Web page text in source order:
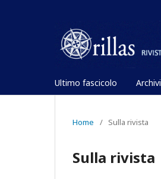
Ultimo fascicolo Archivi
Home / Sulla rivista
Sulla rivista